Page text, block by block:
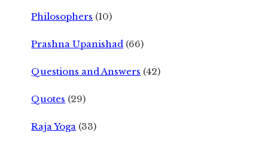
Philosophers (10)
Prashna Upanishad (66)
Questions and Answers (42)
Quotes (29)
Raja Yoga (33)